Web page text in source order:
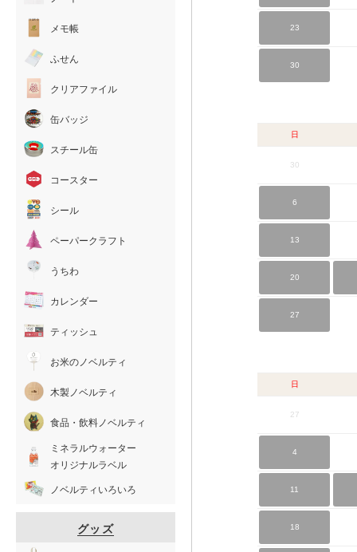
23
30
日
30
6
13
20
27
日
27
4
11
18
メモ帳
ふせん
クリアファイル
缶バッジ
スチール缶
コースター
シール
ペーパークラフト
うちわ
カレンダー
ティッシュ
お米のノベルティ
木製ノベルティ
食品・飲料ノベルティ
ミネラルウォーター
オリジナルラベル
ノベルティいろいろ
グッズ